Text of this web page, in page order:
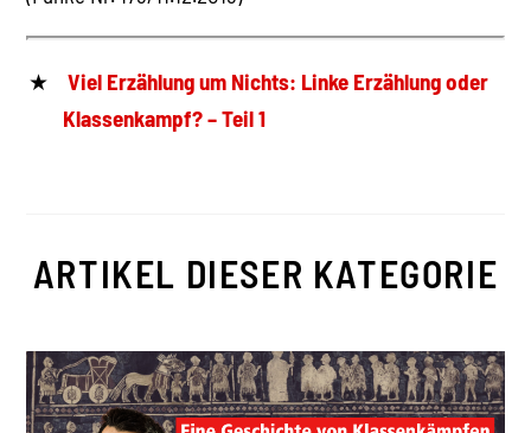
Viel Erzählung um Nichts: Linke Erzählung oder
Klassenkampf? – Teil 1
ARTIKEL DIESER KATEGORIE